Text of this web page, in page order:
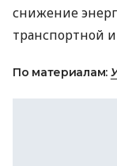
снижение
транспортной
По материалам: